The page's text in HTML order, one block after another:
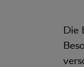
Die